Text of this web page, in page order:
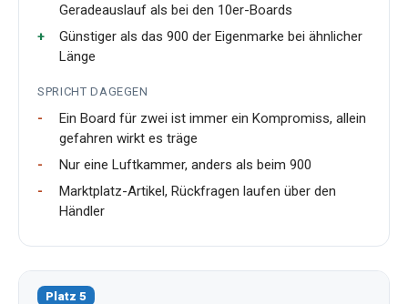
Geradeauslauf als bei den 10er-Boards
Günstiger als das 900 der Eigenmarke bei ähnlicher
Länge
SPRICHT DAGEGEN
Ein Board für zwei ist immer ein Kompromiss, allein
gefahren wirkt es träge
Nur eine Luftkammer, anders als beim 900
Marktplatz-Artikel, Rückfragen laufen über den
Händler
Platz 5